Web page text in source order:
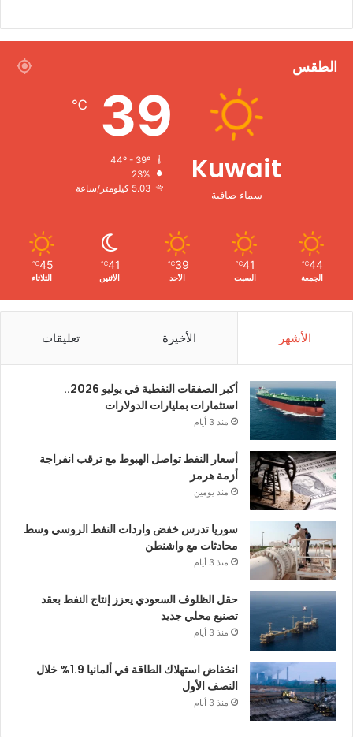
الطقس
Kuwait
سماء صافية
39
℃
23%
5.03 كيلومتر/ساعة
44
℃
الجمعة
41
℃
السبت
39
℃
الأحد
41
℃
الأثنين
45
℃
الثلاثاء
الأشهر الأخيرة تعليقات
أكبر الصفقات النفطية في يوليو 2026..
استثمارات بمليارات الدولارات
منذ 3 أيام
أسعار النفط تواصل الهبوط مع ترقب انفراجة
أزمة هرمز
منذ يومين
سوريا تدرس خفض واردات النفط الروسي وسط
محادثات مع واشنطن
منذ 3 أيام
حقل الظلوف السعودي يعزز إنتاج النفط بعقد
تصنيع محلي جديد
منذ 3 أيام
انخفاض استهلاك الطاقة في ألمانيا 1.9% خلال
النصف الأول
منذ 3 أيام